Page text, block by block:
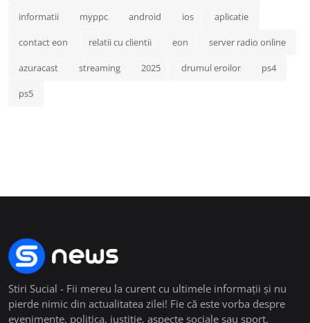
informatii myppc android ios aplicatie
contact eon relatii cu clientii eon server radio online
azuracast streaming 2025 drumul eroilor ps4
ps5
Stiri Sucial - Fii mereu la curent cu ultimele informații și nu
pierde nimic din actualitatea zilei! Fie că este vorba despre
evenimente, politica, justiție, aspecte sociale sau sport,